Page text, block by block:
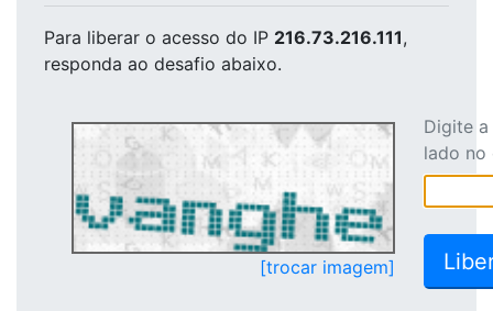
Para liberar o acesso do IP 216.73.216.111,
responda ao desafio abaixo.
[trocar imagem]
Digite
lado no